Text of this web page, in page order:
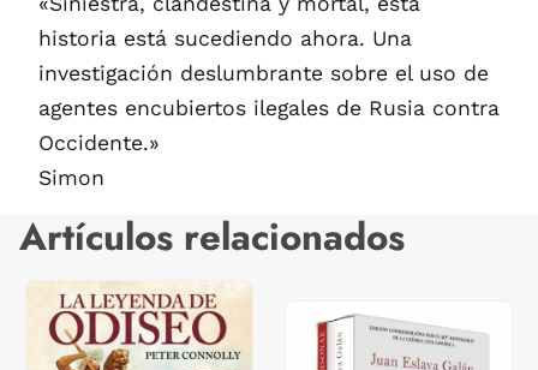
historia está sucediendo ahora. Una
investigación deslumbrante sobre el uso de
agentes encubiertos ilegales de Rusia contra
Occidente.»
Simon
Artículos relacionados